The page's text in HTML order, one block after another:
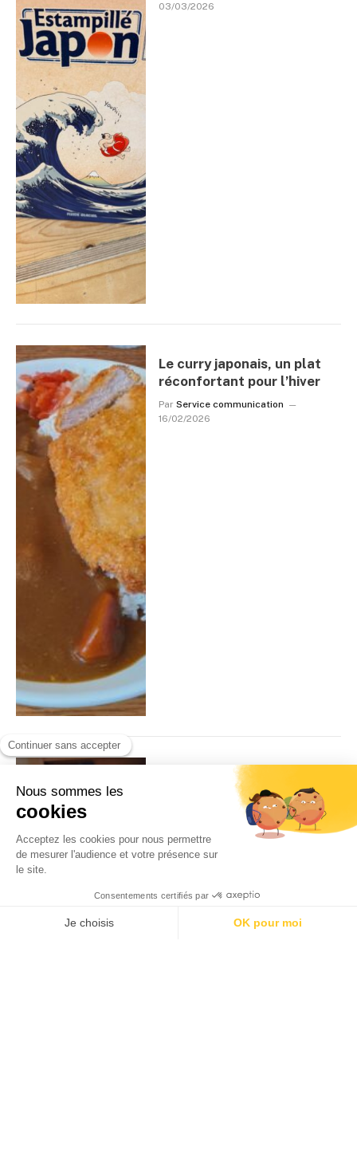
03/03/2026
Le curry japonais, un plat
réconfortant pour l’hiver
Par Service communication
16/02/2026
The Regalia of the
Underdog, de Shinachiku
Service communication